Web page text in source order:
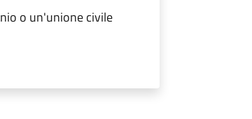
o un'unione civile